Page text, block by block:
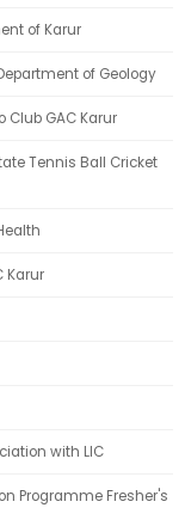
of Karur
of Geology
Club GAC Karur
Tennis Ball Cricket
Karur
with LIC
Programme Fresher's